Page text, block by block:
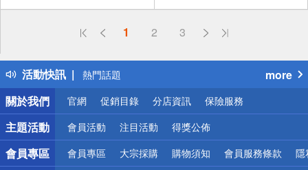
1 2 3
活動快訊
偏遠地區配送
得獎公告
熱門話題
銀行優惠
偏遠地區配送
詐騙網頁！請小心！
more
關於我們
官網 促銷目錄 分店資訊 保險服務
主題活動 會員活動 注目活動 得獎公佈
會員專區 會員專區 大宗採購 購物須知 會員服務條款 隱